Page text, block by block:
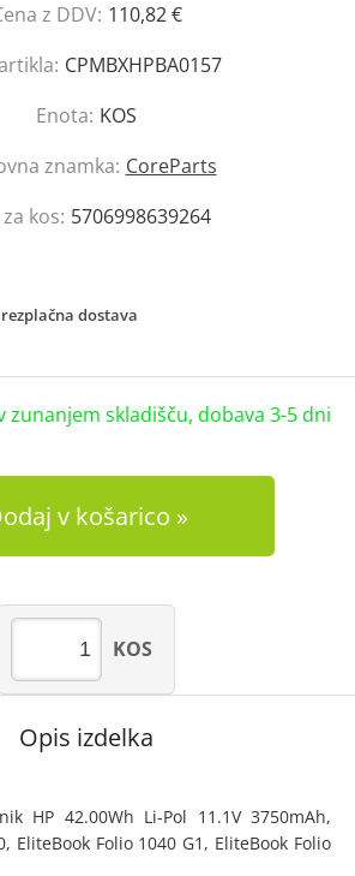
z DDV: 110,82 €
CPMBXHPBA0157
Enota: KOS
znamka: CoreParts
za kos: 5706998639264
dostava
zunanjem skladišču, dobava 3-5 dni
v košarico
KOS
Opis izdelka
HP 42.00Wh Li-Pol 11.1V 3750mAh,
EliteBook Folio 1040 G1, EliteBook Folio